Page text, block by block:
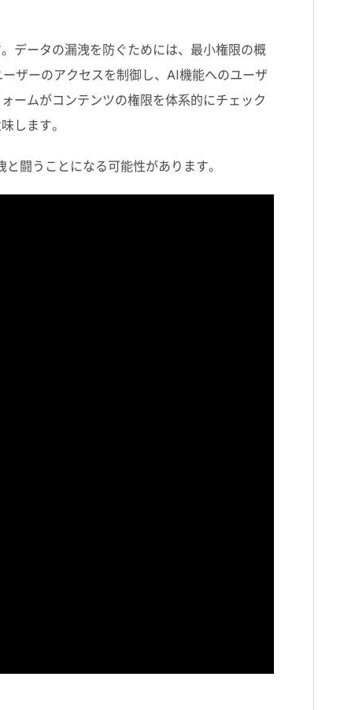
データの漏洩を防ぐためには、最小権限の概
ザーのアクセスを制御し、 AI機能へのユーザ
ームがコンテンツの権限を体系的にチェック
します。
闘うことになる可能性があります。